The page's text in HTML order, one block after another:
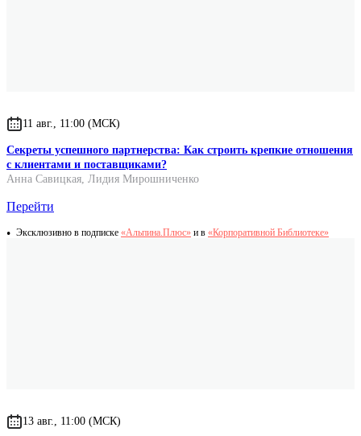
11 авг., 11:00 (МСК)
Секреты успешного партнерства: Как строить крепкие отношения
с клиентами и поставщиками?
Анна Савицкая, Лидия Мирошниченко
Перейти
Эксклюзивно в подписке «Альпина.Плюс» и в «Корпоративной Библиотеке»
13 авг., 11:00 (МСК)